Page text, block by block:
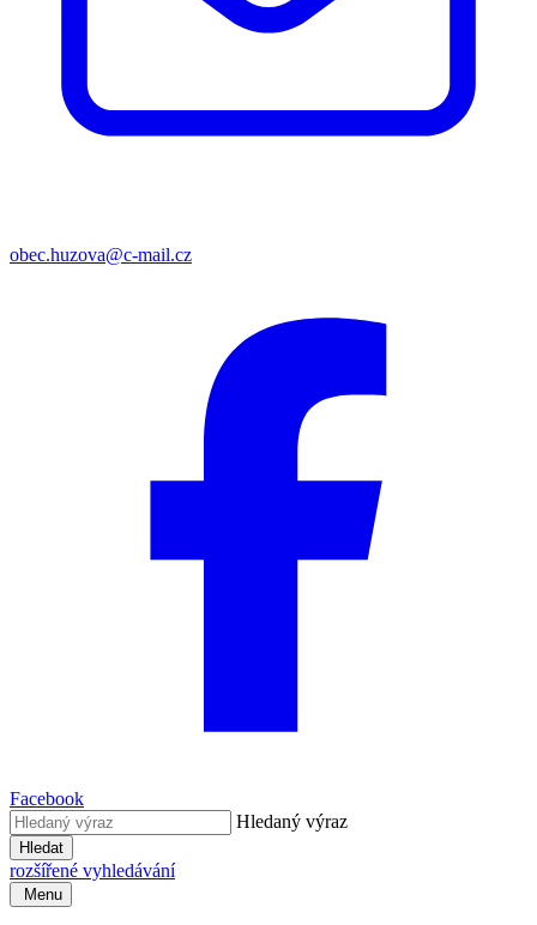
obec.huzova@c-mail.cz
Facebook
Hledaný výraz
Hledat
rozšířené vyhledávání
Menu